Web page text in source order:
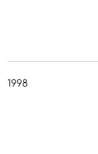
1998